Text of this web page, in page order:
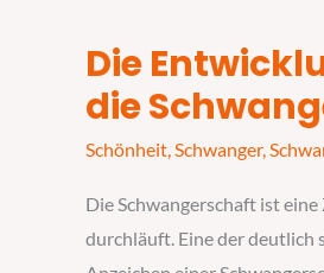
Die
die
Schönheit,Schwanger,
Die Schwangerschaft ist
durchläuft. Eine der deutlich
Die
Entwicklung
Babybauchs:
Eine
Reise
durch